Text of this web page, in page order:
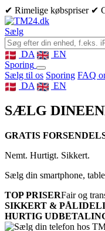
✔ Rimelige købspriser ✔
Sælg
DA
EN
Sporing
Sælg til os Sporing FAQ
DA
EN
SÆLG DINE
GRATIS
Nemt. Hurtigt. Sikkert.
Sælg din smartphone,
TOP PRISERFair og
SIKKERT &
HURTIG